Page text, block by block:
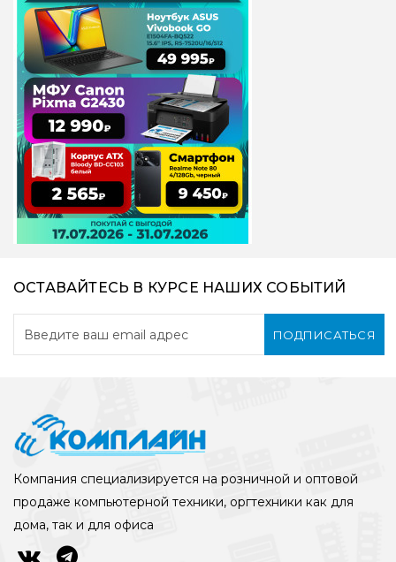
ОСТАВАЙТЕСЬ В КУРСЕ НАШИХ СОБЫТИЙ
ПОДПИСАТЬСЯ
Компания специализируется на розничной и оптовой
продаже компьютерной техники, оргтехники как для
дома, так и для офиса